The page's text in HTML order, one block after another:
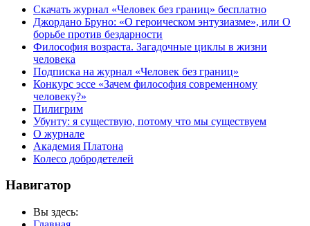
Скачать журнал «Человек без границ» бесплатно
Джордано Бруно: «О героическом энтузиазме», или О
борьбе против бездарности
Философия возраста. Загадочные циклы в жизни
человека
Подписка на журнал «Человек без границ»
Конкурс эссе «Зачем философия современному
человеку?»
Пилигрим
Убунту: я существую, потому что мы существуем
О журнале
Академия Платона
Колесо добродетелей
Навигатор
Вы здесь: